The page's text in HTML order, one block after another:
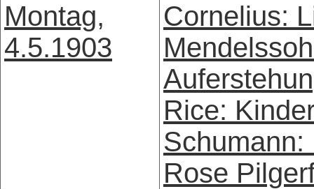
Montag,
4.5.1903
Cornelius:
Rice:
Schumann:
Rose